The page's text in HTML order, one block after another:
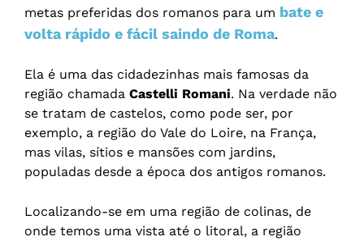
metas preferidas dos romanos para um bate e
volta rápido e fácil saindo de Roma.
Ela é uma das cidadezinhas mais famosas da
região chamada Castelli Romani. Na verdade não
se tratam de castelos, como pode ser, por
exemplo, a região do Vale do Loire, na França,
mas vilas, sítios e mansões com jardins,
populadas desde a época dos antigos romanos.
Localizando-se em uma região de colinas, de
onde temos uma vista até o litoral, a região